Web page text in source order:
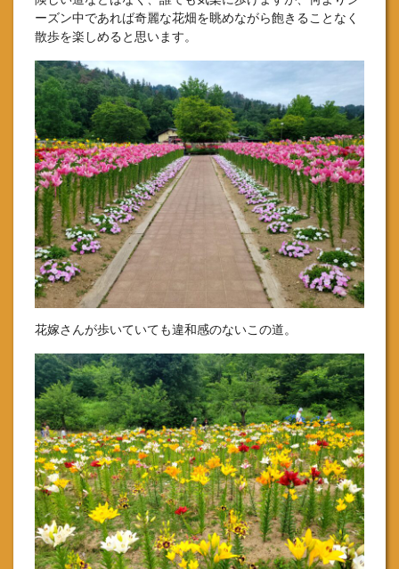
ーズン中であれば奇麗な花畑を眺めながら飽きることなく
散歩を楽しめると思います。
花嫁さんが歩いていても違和感のないこの道。